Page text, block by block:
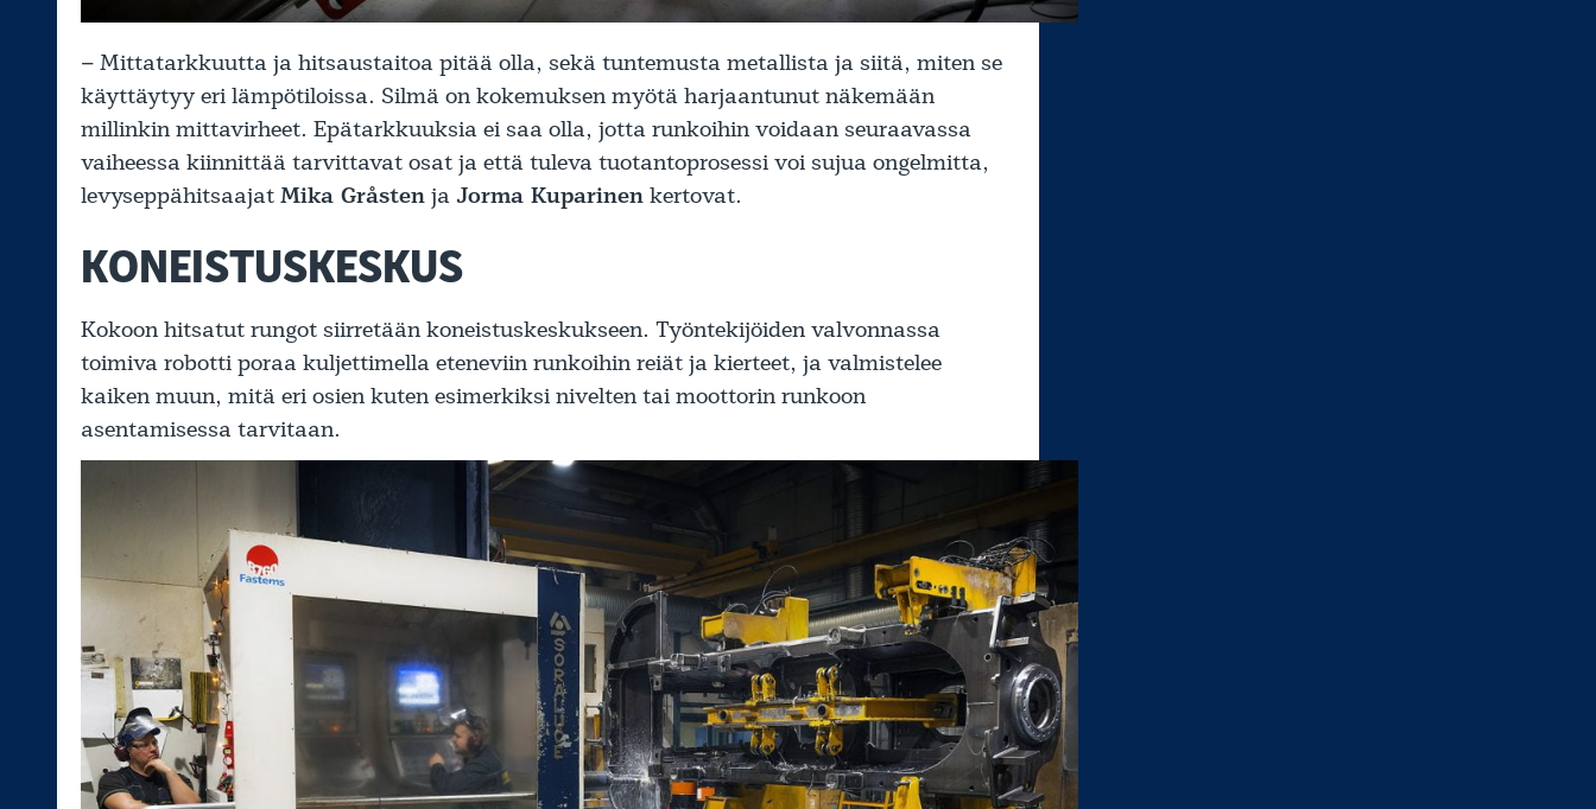
– Mittatarkkuutta ja hitsaustaitoa pitää olla, sekä tuntemusta metallista ja siitä, miten se
käyttäytyy eri lämpötiloissa. Silmä on kokemuksen myötä harjaantunut näkemään
millinkin mittavirheet. Epätarkkuuksia ei saa olla, jotta runkoihin voidaan seuraavassa
vaiheessa kiinnittää tarvittavat osat ja että tuleva tuotantoprosessi voi sujua ongelmitta,
levyseppähitsaajat Mika Gråsten ja Jorma Kuparinen kertovat.
KONEISTUSKESKUS
Kokoon hitsatut rungot siirretään koneistuskeskukseen. Työntekijöiden valvonnassa
toimiva robotti poraa kuljettimella eteneviin runkoihin reiät ja kierteet, ja valmistelee
kaiken muun, mitä eri osien kuten esimerkiksi nivelten tai moottorin runkoon
asentamisessa tarvitaan.